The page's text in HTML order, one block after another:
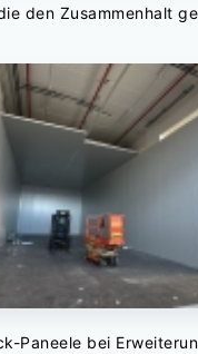
den Zusammenhalt
Paneele bei